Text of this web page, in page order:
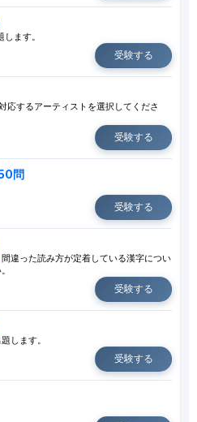
ます。
受験する
するアーティストを選択してくださ
受験する
問
受験する
違った読み方が定着している漢字につい
受験する
します。
受験する